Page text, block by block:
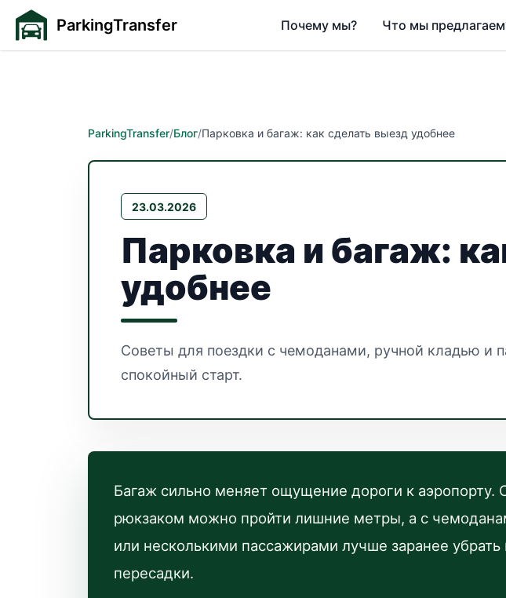
ParkingTransfer Почему мы? Что мы
ParkingTransfer/Блог/Парковка и багаж: как сделать выезд удобнее
23.03.2026
Парковка и багаж:
удобнее
Советы для поездки с чемоданами, ручной кладью и
спокойный старт.
Багаж сильно меняет ощущение дороги к аэропорту.
рюкзаком можно пройти лишние метры, а с
или несколькими пассажирами лучше заранее
пересадки.